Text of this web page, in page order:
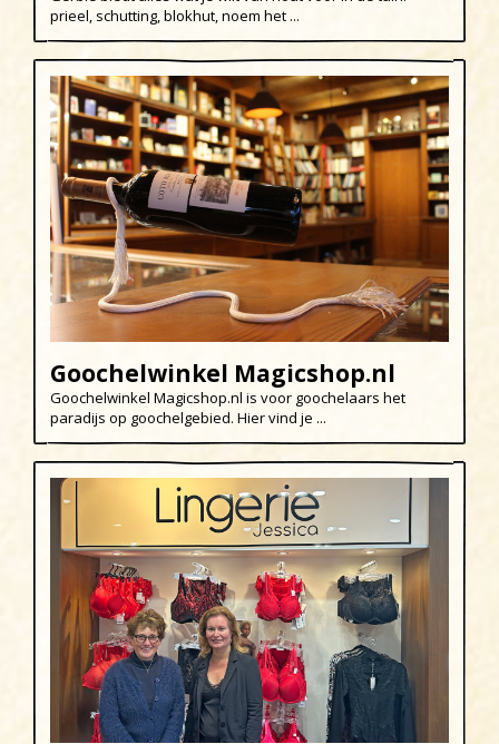
Egmond aan den Hoef
Egmond-Binnen
Egmond aan Zee
Groet
Hargen aan Zee
Heemskerk
Heerhugowaard
Heiloo
Limmen
Regio
Schoorl
Sint Maartenszee
Wijk aan Zee
prieel, schutting, blokhut, noem het ...
Goochelwinkel Magicshop.nl
Goochelwinkel Magicshop.nl is voor goochelaars het
paradijs op goochelgebied. Hier vind je ...